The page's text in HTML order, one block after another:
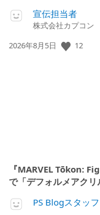
宣伝担当者
株式会社カプコン
公
2026年8月5日 12
『MARVEL Tōkon:
で「デフォルメアクリ
PS Blogスタッフ